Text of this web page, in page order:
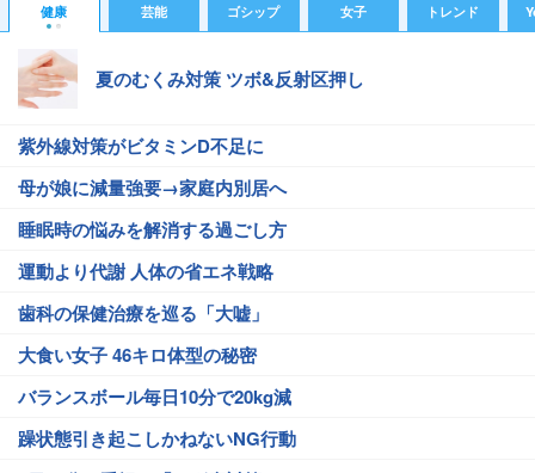
健康 芸能 ゴシップ 女子 トレンド
夏のむくみ対策 ツボ&反射区押し
紫外線対策がビタミンD不足に
母が娘に減量強要→家庭内別居へ
睡眠時の悩みを解消する過ごし方
運動より代謝 人体の省エネ戦略
歯科の保健治療を巡る「大嘘」
大食い女子 46キロ体型の秘密
バランスボール毎日10分で20kg減
躁状態引き起こしかねないNG行動